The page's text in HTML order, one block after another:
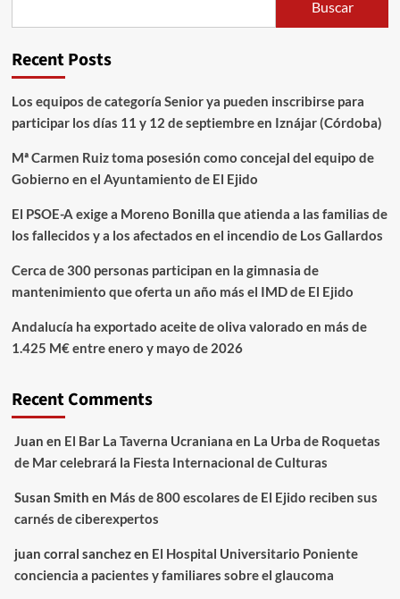
Buscar
Recent Posts
Los equipos de categoría Senior ya pueden inscribirse para
participar los días 11 y 12 de septiembre en Iznájar (Córdoba)
Mª Carmen Ruiz toma posesión como concejal del equipo de
Gobierno en el Ayuntamiento de El Ejido
El PSOE-A exige a Moreno Bonilla que atienda a las familias de
los fallecidos y a los afectados en el incendio de Los Gallardos
Cerca de 300 personas participan en la gimnasia de
mantenimiento que oferta un año más el IMD de El Ejido
Andalucía ha exportado aceite de oliva valorado en más de
1.425 M€ entre enero y mayo de 2026
Recent Comments
Juan en El Bar La Taverna Ucraniana en La Urba de Roquetas
de Mar celebrará la Fiesta Internacional de Culturas
Susan Smith en Más de 800 escolares de El Ejido reciben sus
carnés de ciberexpertos
juan corral sanchezen El Hospital Universitario Poniente
conciencia a pacientes y familiares sobre el glaucoma